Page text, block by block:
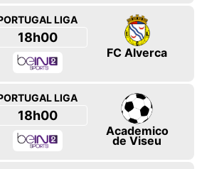
LIGA
18h00
FC Alverca
LIGA
18h00
Academico
de Viseu